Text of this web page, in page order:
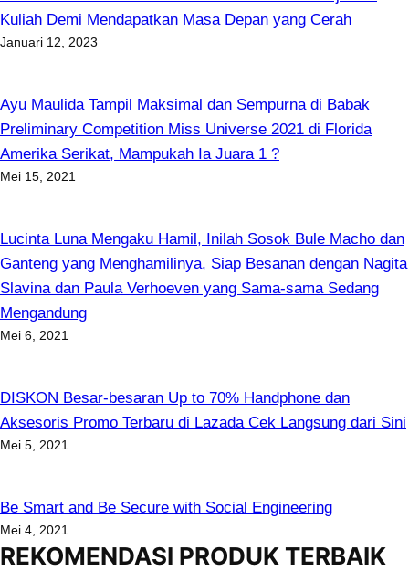
Kuliah Demi Mendapatkan Masa Depan yang Cerah
Januari 12, 2023
Ayu Maulida Tampil Maksimal dan Sempurna di Babak
Preliminary Competition Miss Universe 2021 di Florida
Amerika Serikat, Mampukah Ia Juara 1 ?
Mei 15, 2021
Lucinta Luna Mengaku Hamil, Inilah Sosok Bule Macho dan
Ganteng yang Menghamilinya, Siap Besanan dengan Nagita
Slavina dan Paula Verhoeven yang Sama-sama Sedang
Mengandung
Mei 6, 2021
DISKON Besar-besaran Up to 70% Handphone dan
Aksesoris Promo Terbaru di Lazada Cek Langsung dari Sini
Mei 5, 2021
Be Smart and Be Secure with Social Engineering
Mei 4, 2021
REKOMENDASI PRODUK TERBAIK